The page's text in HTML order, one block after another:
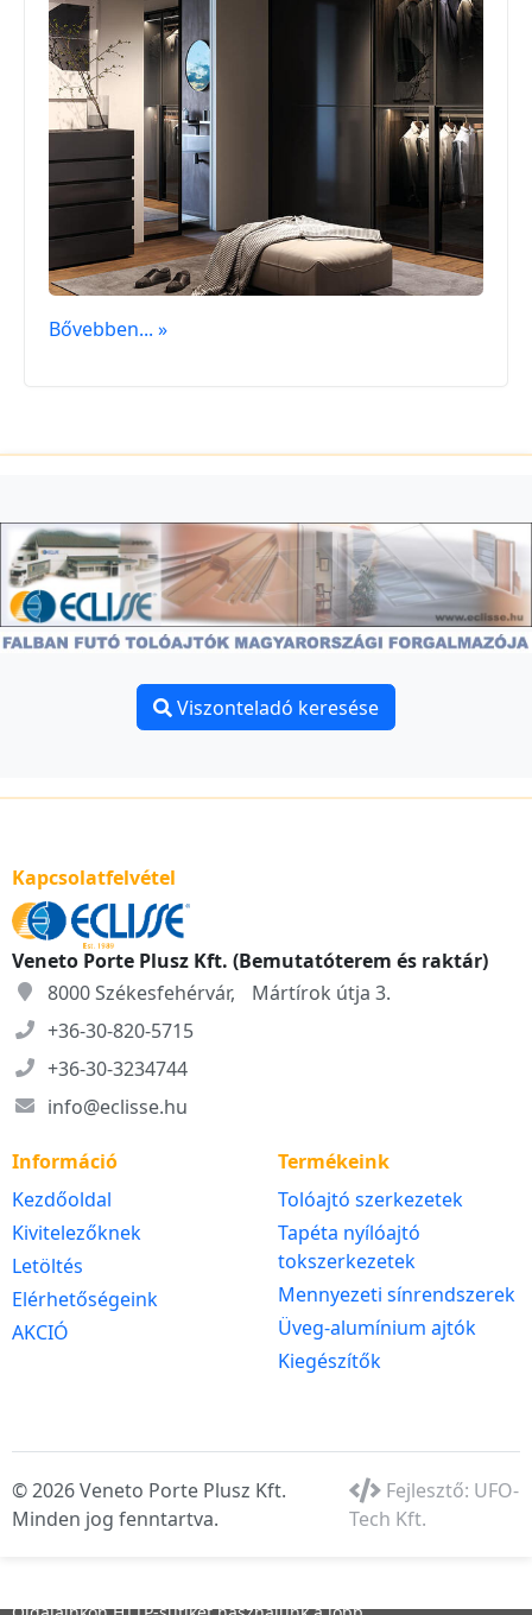
Bővebben... »
Viszonteladó keresése
Kapcsolatfelvétel
Veneto Porte Plusz Kft. (Bemutatóterem és raktár)
8000 Székesfehérvár, Mártírok útja 3.
+36-30-820-5715
+36-30-3234744
info@eclisse.hu
Információ
Kezdőoldal
Kivitelezőknek
Letöltés
Elérhetőségeink
AKCIÓ
Termékeink
Tolóajtó szerkezetek
Tapéta nyílóajtó
tokszerkezetek
Mennyezeti sínrendszerek
Üveg-alumínium ajtók
Kiegészítők
© 2026 Veneto Porte Plusz Kft.
Minden jog fenntartva.
Fejlesztő: UFO-
Tech Kft.